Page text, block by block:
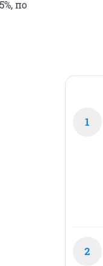
по
1
2